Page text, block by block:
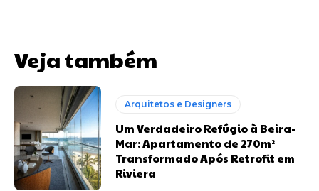
Veja também
Arquitetos e Designers
Um Verdadeiro Refúgio à Beira-
Mar: Apartamento de 270m²
Transformado Após Retrofit em
Riviera